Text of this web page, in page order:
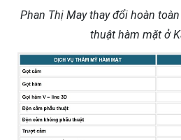
Phan Thị May thay đổi hoàn
thuật hàm mặt ở